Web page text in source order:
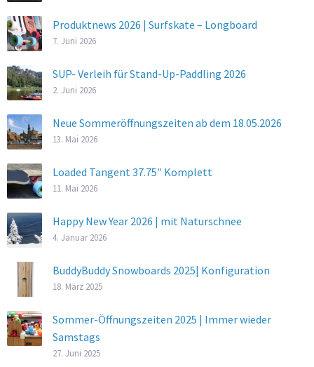
Produktnews 2026 | Surfskate – Longboard
7. Juni 2026
SUP- Verleih für Stand-Up-Paddling 2026
2. Juni 2026
Neue Sommeröffnungszeiten ab dem 18.05.2026
13. Mai 2026
Loaded Tangent 37.75″ Komplett
11. Mai 2026
Happy New Year 2026 | mit Naturschnee
4. Januar 2026
BuddyBuddy Snowboards 2025| Konfiguration
18. März 2025
Sommer-Öffnungszeiten 2025 | Immer wieder
Samstags
27. Juni 2025